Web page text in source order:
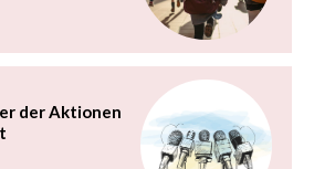
der Aktionen